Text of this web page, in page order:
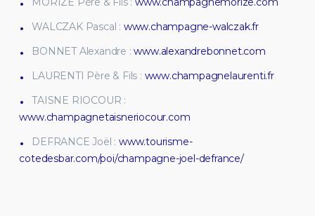
WALCZAK Pascal : www.champagne-walczak.fr
BONNET Alexandre :www.alexandrebonnet.com
LAURENTI Père & Fils : www.champagnelaurenti.fr
TAISNE RIOCOUR :
www.champagnetaisneriocour.com
DEFRANCE Joël :www.tourisme-
cotedesbar.com/poi/champagne-joel-defrance/